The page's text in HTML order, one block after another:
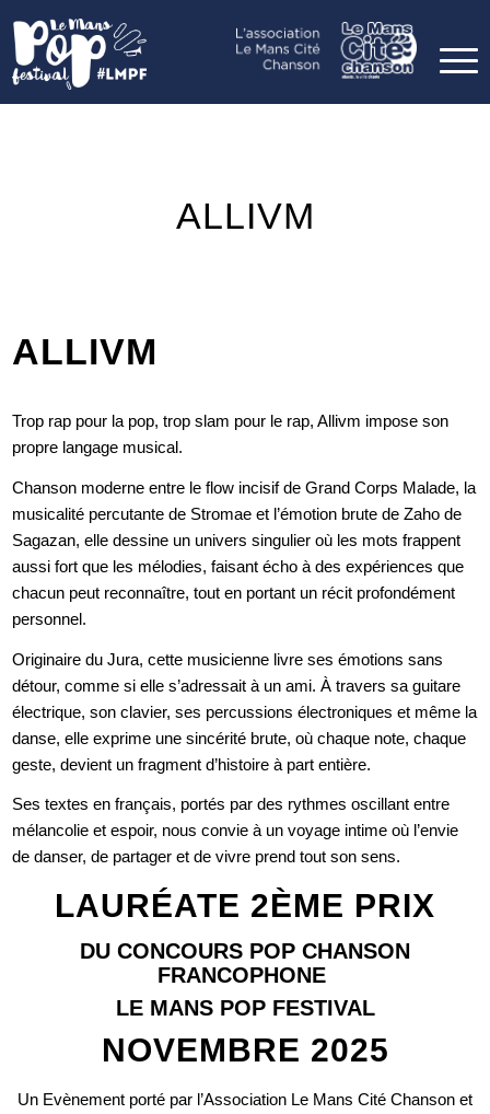
ALLIVM
ALLIVM
Trop rap pour la pop, trop slam pour le rap, Allivm impose son
propre langage musical.
Chanson moderne entre le flow incisif de Grand Corps Malade, la
musicalité percutante de Stromae et l’émotion brute de Zaho de
Sagazan, elle dessine un univers singulier où les mots frappent
aussi fort que les mélodies, faisant écho à des expériences que
chacun peut reconnaître, tout en portant un récit profondément
personnel.
Originaire du Jura, cette musicienne livre ses émotions sans
détour, comme si elle s’adressait à un ami. À travers sa guitare
électrique, son clavier, ses percussions électroniques et même la
danse, elle exprime une sincérité brute, où chaque note, chaque
geste, devient un fragment d’histoire à part entière.
Ses textes en français, portés par des rythmes oscillant entre
mélancolie et espoir, nous convie à un voyage intime où l’envie
de danser, de partager et de vivre prend tout son sens.
LAURÉATE 2ÈME PRIX
DU CONCOURS POP CHANSON
FRANCOPHONE
LE MANS POP FESTIVAL
NOVEMBRE 2025
Un Evènement porté par l’Association Le Mans Cité Chanson et